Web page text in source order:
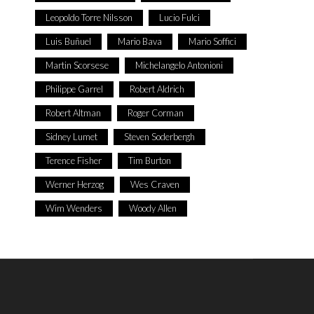
Leopoldo Torre Nilsson Lucio Fulci
Luis Buñuel Mario Bava Mario Soffici
Martin Scorsese Michelangelo Antonioni
Philippe Garrel Robert Aldrich
Robert Altman Roger Corman
Sidney Lumet Steven Soderbergh
Terence Fisher Tim Burton
Werner Herzog Wes Craven
Wim Wenders Woody Allen